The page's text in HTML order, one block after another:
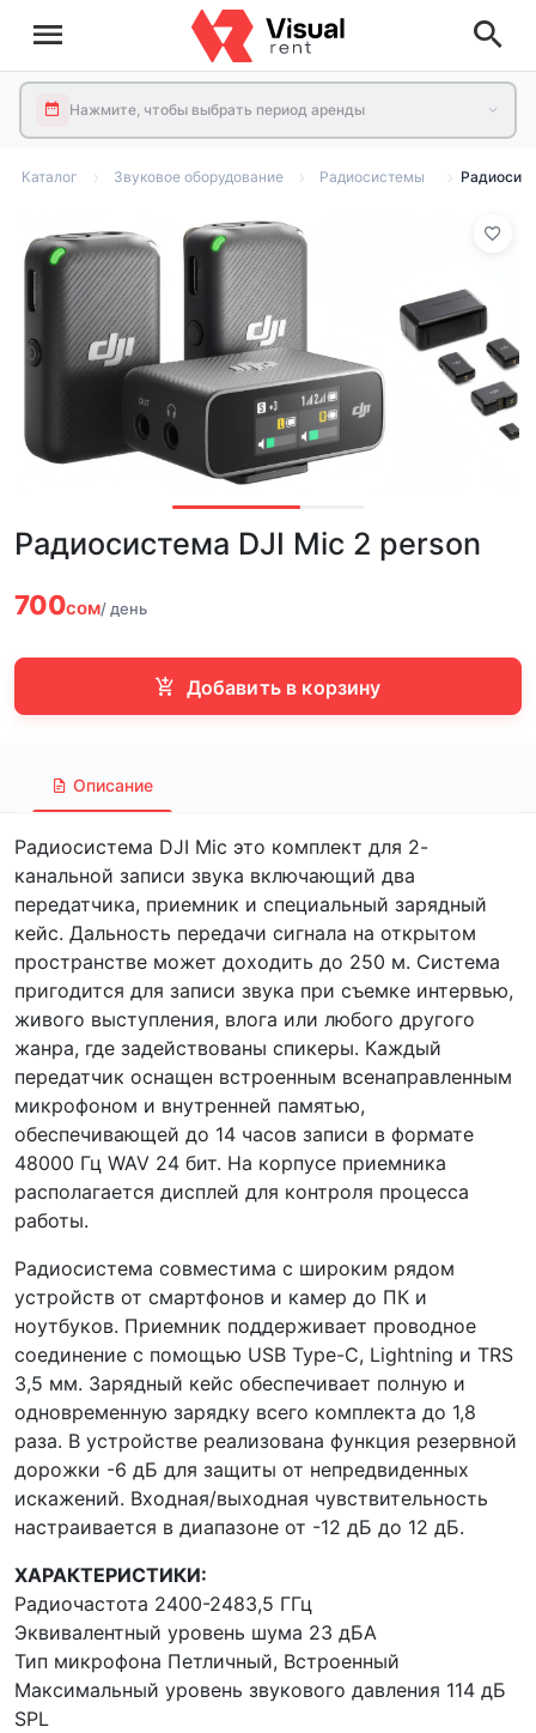
Нажмите, чтобы выбрать период аренды
Каталог Звуковое оборудование Радиосистемы
Радиосистема DJI Mic 2 person
700сом/ день
Добавить в корзину
Описание
Радиосистема DJI Mic это комплект для 2-
канальной записи звука включающий два
передатчика, приемник и специальный зарядный
кейс. Дальность передачи сигнала на открытом
пространстве может доходить до 250 м. Система
пригодится для записи звука при съемке интервью,
живого выступления, влога или любого другого
жанра, где задействованы спикеры. Каждый
передатчик оснащен встроенным всенаправленным
микрофоном и внутренней памятью,
обеспечивающей до 14 часов записи в формате
48000 Гц WAV 24 бит. На корпусе приемника
располагается дисплей для контроля процесса
работы.
Радиосистема совместима с широким рядом
устройств от смартфонов и камер до ПК и
ноутбуков. Приемник поддерживает проводное
соединение с помощью USB Type-C, Lightning и TRS
3,5 мм. Зарядный кейс обеспечивает полную и
одновременную зарядку всего комплекта до 1,8
раза. В устройстве реализована функция резервной
дорожки -6 дБ для защиты от непредвиденных
искажений. Входная/выходная чувствительность
настраивается в диапазоне от -12 дБ до 12 дБ.
ХАРАКТЕРИСТИКИ:
Радиочастота 2400-2483,5 ГГц
Эквивалентный уровень шума 23 дБА
Тип микрофона Петличный, Встроенный
Максимальный уровень звукового давления 114 дБ
SPL